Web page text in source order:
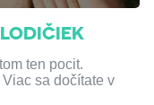
ten pocit.
sa dočítate v